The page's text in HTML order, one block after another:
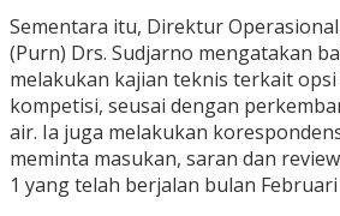
Sementara itu, Direktur
(Purn) Drs. Sudjarno mengatakan
melakukan kajian teknis terkait
kompetisi, seusai dengan
air. Ia juga melakukan
meminta masukan, saran dan
1 yang telah berjalan bulan